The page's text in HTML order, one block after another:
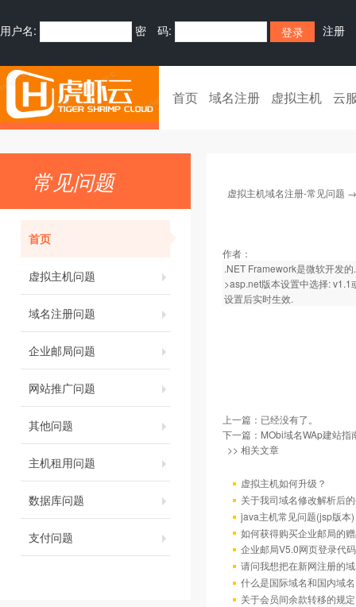
用户名: 密 码: 注册
首页 域名注册 虚拟主机 云
常见问题
首页
虚拟主机问题
域名注册问题
企业邮局问题
网站推广问题
其他问题
主机租用问题
数据库问题
支付问题
虚拟主机域名注册-常见问题
作者：
.NET Framework是微软开发
>asp.net版本设置中选择: v1.1
设置后实时生效.
上一篇：已经没有了。
下一篇： MObi域名WAp建站指
>> 相关文章
虚拟主机如何升级？
关于我司域名修改解析后
java主机常见问题(jsp版本)
如何获得购买企业邮局的
企业邮局V5.0网页登录代码
请问我想把在新网注册的
什么是国际域名和国内域
关于会员间余款转移的规定